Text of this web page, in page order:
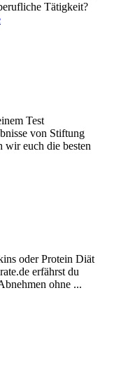
Tätigkeit?
Test
von Stiftung
wir euch die besten
oder Protein Diät
erfährst du
ohne ...